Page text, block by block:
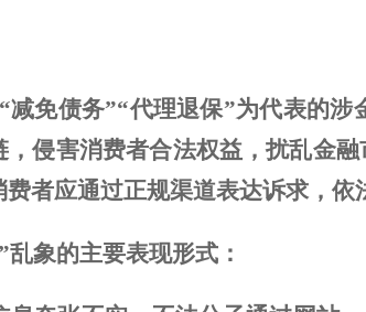
“减免债务”“代理退保”为代表的涉
，侵害消费者合法权益，扰乱金
费者应通过正规渠道表达诉求， 依
乱象的主要表现形式：